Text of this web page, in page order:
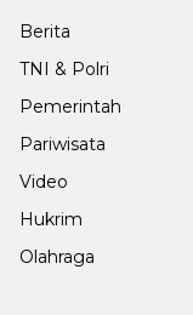
Berita
TNI & Polri
Pemerintah
Pariwisata
Video
Hukrim
Olahraga